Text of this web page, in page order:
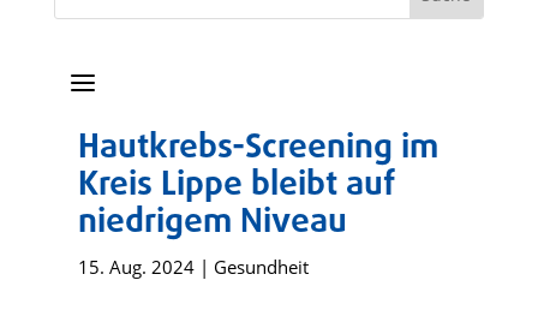
a
Hautkrebs-Screening im
Kreis Lippe bleibt auf
niedrigem Niveau
15. Aug. 2024| Gesundheit